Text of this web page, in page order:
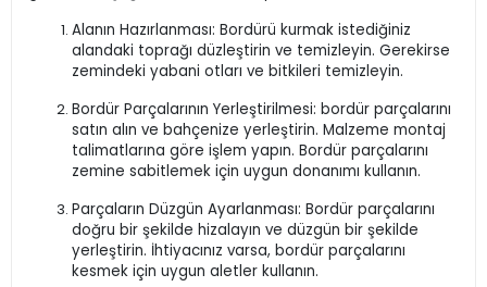
Alanın Hazırlanması: Bordürü kurmak istediğiniz
alandaki toprağı düzleştirin ve temizleyin. Gerekirse
zemindeki yabani otları ve bitkileri temizleyin.
Bordür Parçalarının Yerleştirilmesi: bordür parçalarını
satın alın ve bahçenize yerleştirin. Malzeme montaj
talimatlarına göre işlem yapın. Bordür parçalarını
zemine sabitlemek için uygun donanımı kullanın.
Parçaların Düzgün Ayarlanması: Bordür parçalarını
doğru bir şekilde hizalayın ve düzgün bir şekilde
yerleştirin. İhtiyacınız varsa, bordür parçalarını
kesmek için uygun aletler kullanın.